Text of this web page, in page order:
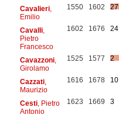
Cavalieri,
Emilio
1550 1602 27
Cavalli,
Pietro
Francesco
1602 1676 24
Cavazzoni,
Girolamo
1525 1577 2
Cazzati,
Maurizio
1616 1678 10
Cesti, Pietro
Antonio
1623 1669 3